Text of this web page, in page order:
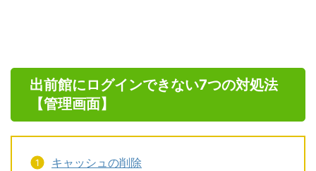
出前館にログインできない7つの対処法
【管理画面】
キャッシュの削除